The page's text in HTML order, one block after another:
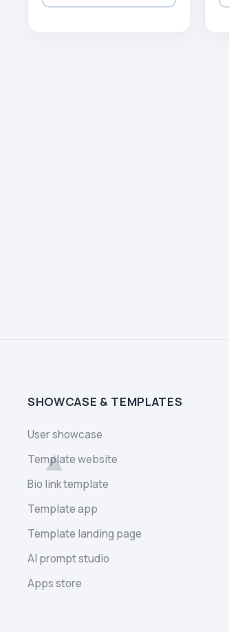
SHOWCASE & TEMPLATES
User showcase
Template website
Bio link template
Template app
Template landing page
AI prompt studio
Apps store